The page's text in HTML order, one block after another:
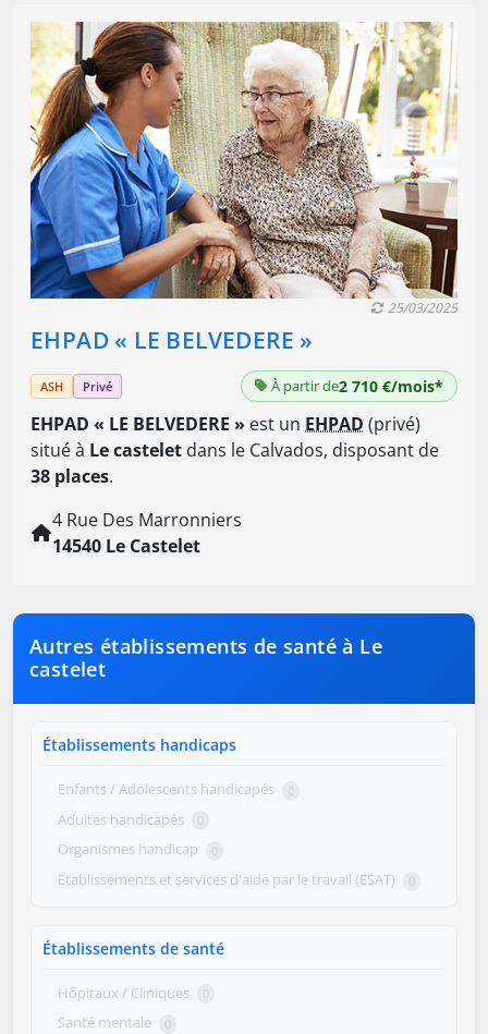
EHPAD « LE BELVEDERE »
25/03/2025
ASH Privé À partir de2 710 €/mois*
EHPAD « LE BELVEDERE » est un EHPAD (privé)
situé à Le castelet dans le Calvados, disposant de
38 places.
4 Rue Des Marronniers
14540 Le Castelet
Autres établissements de santé à Le
castelet
Établissements handicaps
Enfants / Adolescents handicapés 0
Adultes handicapés 0
Organismes handicap 0
Établissements et services d'aide par le travail (ESAT) 0
Établissements de santé
Hôpitaux / Cliniques 0
Santé mentale 0